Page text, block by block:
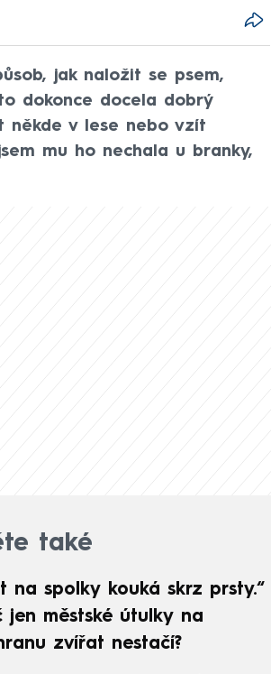
jak naložit se psem,
dokonce docela dobrý
někde v lese nebo vzít
mu ho nechala u branky,
také
na spolky kouká skrz prsty.“
jen městské útulky na
zvířat nestačí?